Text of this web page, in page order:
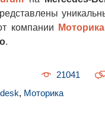
компании
Моторика
.
21041
, Моторика